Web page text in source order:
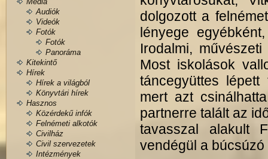
Audiók
Videók
Fotók
Fotók
Panoráma
Kitekintő
Hírek
Hírek a világból
Könyvtári hírek
Hasznos
Közérdekű infók
Felnémeti alkotók
Civilház
Civil szervezetek
Intézmények
dolgozott a
lényege
Irodalmi,
Most iskolások
táncegyüttes
mert azt
partnerre talált az
tavasszal alakult
vendégül a